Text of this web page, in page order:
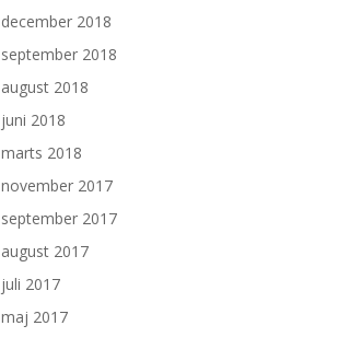
december 2018
september 2018
august 2018
juni 2018
marts 2018
november 2017
september 2017
august 2017
juli 2017
maj 2017